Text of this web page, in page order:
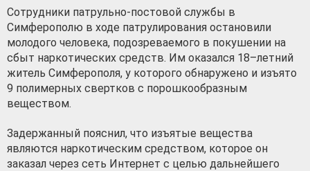
Сотрудники патрульно-постовой службы в
Симферополю в ходе патрулирования остановили
молодого человека, подозреваемого в покушении на
сбыт наркотических средств. Им оказался 18–летний
житель Симферополя, у которого обнаружено и изъято
9 полимерных свертков с порошкообразным
веществом.
Задержанный пояснил, что изъятые вещества
являются наркотическим средством, которое он
заказал через сеть Интернет с целью дальнейшего